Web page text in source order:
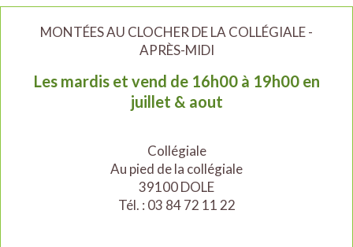
MONTÉES AU CLOCHER DE LA COLLÉGIALE -
APRÈS-MIDI
Les mardis et vend de 16h00 à 19h00 en
juillet & aout
Collégiale
Au pied de la collégiale
39100 DOLE
Tél. : 03 84 72 11 22